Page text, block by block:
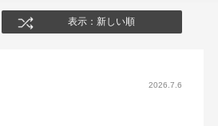
表示：新しい順
2026.7.6